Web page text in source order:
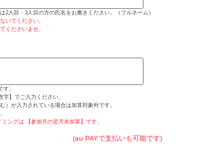
2人目・3人目の方の氏名をお書きください。（フルネーム）
いでください。
くださいませ。
す。
字】でご入力ください。
）が入力されている場合は加算対象外です。
ミングは
【参加月の翌月末加算】 です。
(au PAYで支払いも可能です)